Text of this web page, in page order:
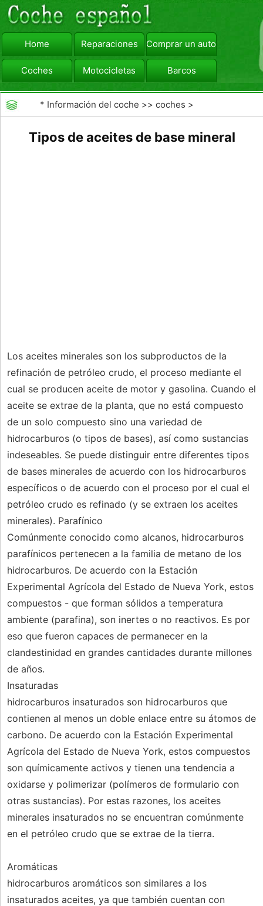
Home Reparaciones Comprar un automóvil
Coches Motocicletas Barcos
viajar Camiones
* Información del coche >>coches >
Tipos de aceites de base mineral
Los aceites minerales son los subproductos de la
refinación de petróleo crudo, el proceso mediante el
cual se producen aceite de motor y gasolina. Cuando el
aceite se extrae de la planta, que no está compuesto
de un solo compuesto sino una variedad de
hidrocarburos (o tipos de bases), así como sustancias
indeseables. Se puede distinguir entre diferentes tipos
de bases minerales de acuerdo con los hidrocarburos
específicos o de acuerdo con el proceso por el cual el
petróleo crudo es refinado (y se extraen los aceites
minerales). Parafínico
Comúnmente conocido como alcanos, hidrocarburos
parafínicos pertenecen a la familia de metano de los
hidrocarburos. De acuerdo con la Estación
Experimental Agrícola del Estado de Nueva York, estos
compuestos - que forman sólidos a temperatura
ambiente (parafina), son inertes o no reactivos. Es por
eso que fueron capaces de permanecer en la
clandestinidad en grandes cantidades durante millones
de años.
Insaturadas
hidrocarburos insaturados son hidrocarburos que
contienen al menos un doble enlace entre su átomos de
carbono. De acuerdo con la Estación Experimental
Agrícola del Estado de Nueva York, estos compuestos
son químicamente activos y tienen una tendencia a
oxidarse y polimerizar (polímeros de formulario con
otras sustancias). Por estas razones, los aceites
minerales insaturados no se encuentran comúnmente
en el petróleo crudo que se extrae de la tierra.
Aromáticas
hidrocarburos aromáticos son similares a los
insaturados aceites, ya que también cuentan con